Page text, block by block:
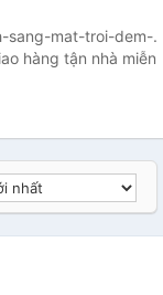
sang-mat-troi-dem-.
hàng tận nhà miễn